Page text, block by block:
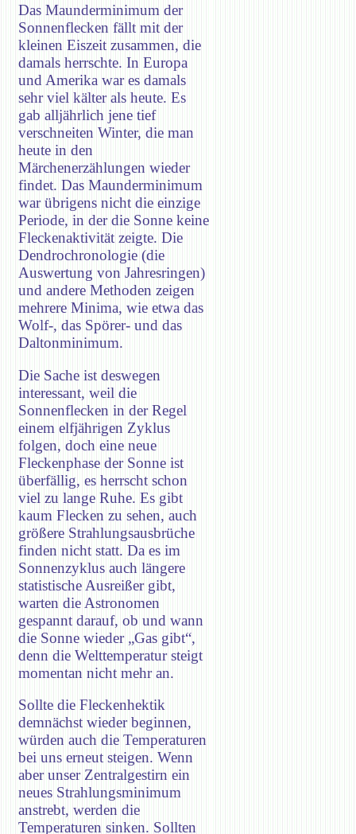
Das Maunderminimum der
Sonnenflecken fällt mit der
kleinen Eiszeit zusammen, die
damals herrschte. In Europa
und Amerika war es damals
sehr viel kälter als heute. Es
gab alljährlich jene tief
verschneiten Winter, die man
heute in den
Märchenerzählungen wieder
findet. Das Maunderminimum
war übrigens nicht die einzige
Periode, in der die Sonne keine
Fleckenaktivität zeigte. Die
Dendrochronologie (die
Auswertung von Jahresringen)
und andere Methoden zeigen
mehrere Minima, wie etwa das
Wolf-, das Spörer- und das
Daltonminimum.
Die Sache ist deswegen
interessant, weil die
Sonnenflecken in der Regel
einem elfjährigen Zyklus
folgen, doch eine neue
Fleckenphase der Sonne ist
überfällig, es herrscht schon
viel zu lange Ruhe. Es gibt
kaum Flecken zu sehen, auch
größere Strahlungsausbrüche
finden nicht statt. Da es im
Sonnenzyklus auch längere
statistische Ausreißer gibt,
warten die Astronomen
gespannt darauf, ob und wann
die Sonne wieder „Gas gibt“,
denn die Welttemperatur steigt
momentan nicht mehr an.
Sollte die Fleckenhektik
demnächst wieder beginnen,
würden auch die Temperaturen
bei uns erneut steigen. Wenn
aber unser Zentralgestirn ein
neues Strahlungsminimum
anstrebt, werden die
Temperaturen sinken. Sollten